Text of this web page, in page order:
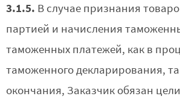
3.1.5. В случае признания
партией и начисления
таможенных платежей, как в
таможенного декларирования,
окончания, Заказчик обязан